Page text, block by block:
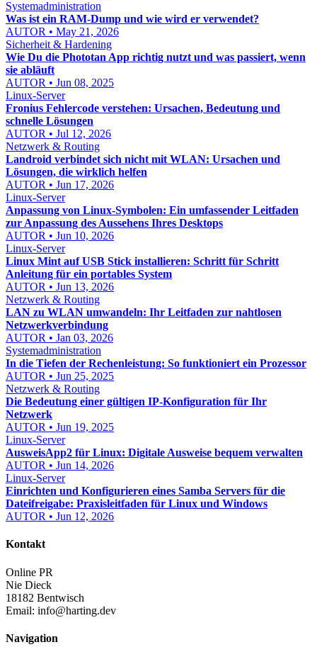
Systemadministration
Was ist ein RAM-Dump und wie wird er verwendet?
AUTOR • May 21, 2026
Sicherheit & Hardening
Wie Du die Phototan App richtig nutzt und was passiert, wenn
sie abläuft
AUTOR • Jun 08, 2025
Linux-Server
Fronius Fehlercode verstehen: Ursachen, Bedeutung und
schnelle Lösungen
AUTOR • Jul 12, 2026
Netzwerk & Routing
Landroid verbindet sich nicht mit WLAN: Ursachen und
Lösungen, die wirklich helfen
AUTOR • Jun 17, 2026
Linux-Server
Anpassung von Linux-Symbolen: Ein umfassender Leitfaden
zur Anpassung des Aussehens Ihres Desktops
AUTOR • Jun 10, 2026
Linux-Server
Linux Mint auf USB Stick installieren: Schritt für Schritt
Anleitung für ein portables System
AUTOR • Jun 13, 2026
Netzwerk & Routing
LAN zu WLAN umwandeln: Ihr Leitfaden zur nahtlosen
Netzwerkverbindung
AUTOR • Jan 03, 2026
Systemadministration
In die Tiefen der Rechenleistung: So funktioniert ein Prozessor
AUTOR • Jun 25, 2025
Netzwerk & Routing
Die Bedeutung einer gültigen IP-Konfiguration für Ihr
Netzwerk
AUTOR • Jun 19, 2025
Linux-Server
AusweisApp2 für Linux: Digitale Ausweise bequem verwalten
AUTOR • Jun 14, 2026
Linux-Server
Einrichten und Konfigurieren eines Samba Servers für die
Dateifreigabe: Praxisleitfaden für Linux und Windows
AUTOR • Jun 12, 2026
Kontakt
Online PR
Nie Dieck
18182 Bentwisch
Email: info@harting.dev
Navigation